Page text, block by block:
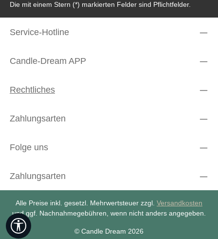
Die mit einem Stern (*) markierten Felder sind Pflichtfelder.
Service-Hotline
Candle-Dream APP
Rechtliches
Zahlungsarten
Folge uns
Zahlungsarten
© Candle Dream 2026
Alle Preise inkl. gesetzl. Mehrwertsteuer zzgl. Versandkosten
und ggf. Nachnahmegebühren, wenn nicht anders angegeben.
Werkzeugleiste anzeigen